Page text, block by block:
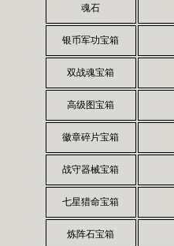
魂石
银币军功宝箱
双战魂宝箱
高级图宝箱
徽章碎片宝箱
战守器械宝箱
七星猎命宝箱
炼阵石宝箱